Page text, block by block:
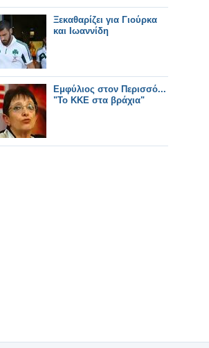
Ξεκαθαρίζει για Γιούρκα
και Ιωαννίδη
Εμφύλιος στον Περισσό...
"Το ΚΚΕ στα βράχια"